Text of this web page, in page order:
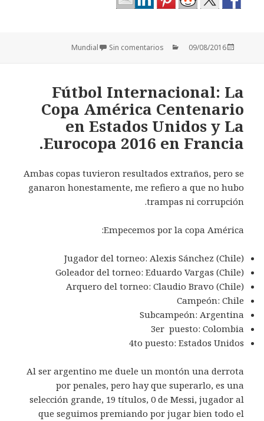
Publicado
09/08/2016
Categorías
Mundial Sin comentarios
Fútbol Internacional: La
Copa América Centenario
en Estados Unidos y La
Eurocopa 2016 en Francia.
Ambas copas tuvieron resultados extraños, pero se
ganaron honestamente, me refiero a que no hubo
trampas ni corrupción.
Empecemos por la copa América:
Jugador del torneo: Alexis Sánchez (Chile)
Goleador del torneo: Eduardo Vargas (Chile)
Arquero del torneo: Claudio Bravo (Chile)
Campeón: Chile
Subcampeón: Argentina
3er puesto: Colombia
4to puesto: Estados Unidos
Al ser argentino me duele un montón una derrota
por penales, pero hay que superarlo, es una
selección grande, 19 títulos, 0 de Messi, jugador al
que seguimos premiando por jugar bien todo el